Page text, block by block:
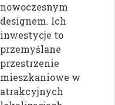
nowoczesnym
designem. Ich
inwestycje to
przemyślane
przestrzenie
mieszkaniowe w
atrakcyjnych